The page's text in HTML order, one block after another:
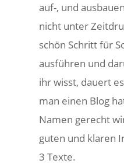
auf-, und
nicht unter
schön Schritt für
ausführen und
ihr wisst, dauert
man einen Blog
Namen gerecht
guten und klaren
3 Texte.